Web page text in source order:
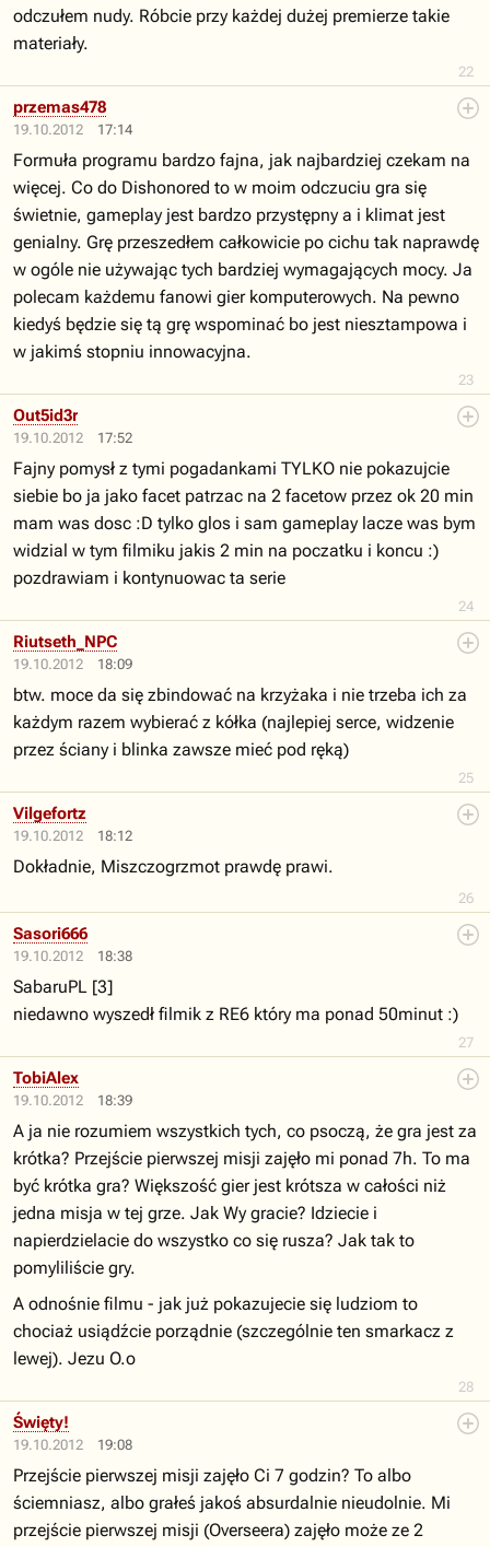
22
odczułem nudy. Róbcie przy każdej dużej premierze takie
materiały.
19.10.2012 17:14
23
przemas478
Formuła programu bardzo fajna, jak najbardziej czekam na
więcej. Co do Dishonored to w moim odczuciu gra się
świetnie, gameplay jest bardzo przystępny a i klimat jest
genialny. Grę przeszedłem całkowicie po cichu tak naprawdę
w ogóle nie używając tych bardziej wymagających mocy. Ja
polecam każdemu fanowi gier komputerowych. Na pewno
kiedyś będzie się tą grę wspominać bo jest niesztampowa i
w jakimś stopniu innowacyjna.
19.10.2012 17:52
24
Out5id3r
Fajny pomysł z tymi pogadankami TYLKO nie pokazujcie
siebie bo ja jako facet patrzac na 2 facetow przez ok 20 min
mam was dosc :D tylko glos i sam gameplay lacze was bym
widzial w tym filmiku jakis 2 min na poczatku i koncu :)
pozdrawiam i kontynuowac ta serie
19.10.2012 18:09
25
Riutseth_NPC
btw. moce da się zbindować na krzyżaka i nie trzeba ich za
każdym razem wybierać z kółka (najlepiej serce, widzenie
przez ściany i blinka zawsze mieć pod ręką)
19.10.2012 18:12
26
Vilgefortz
Dokładnie, Miszczogrzmot prawdę prawi.
19.10.2012 18:38
27
Sasori666
SabaruPL [3]
niedawno wyszedł filmik z RE6 który ma ponad 50minut :)
19.10.2012 18:39
28
TobiAlex
A ja nie rozumiem wszystkich tych, co psoczą, że gra jest za
krótka? Przejście pierwszej misji zajęło mi ponad 7h. To ma
być krótka gra? Większość gier jest krótsza w całości niż
jedna misja w tej grze. Jak Wy gracie? Idziecie i
napierdzielacie do wszystko co się rusza? Jak tak to
pomyliliście gry.
A odnośnie filmu - jak już pokazujecie się ludziom to
chociaż usiądźcie porządnie (szczególnie ten smarkacz z
lewej). Jezu O.o
19.10.2012 19:08
Święty!
Przejście pierwszej misji zajęło Ci 7 godzin? To albo
ściemniasz, albo grałeś jakoś absurdalnie nieudolnie. Mi
przejście pierwszej misji (Overseera) zajęło może ze 2